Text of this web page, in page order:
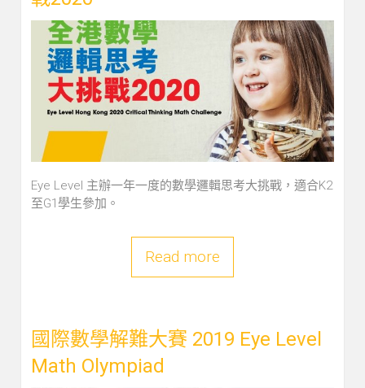
Eye Level 主辦一年一度的數學邏輯思考大挑戰，適合K2
至G1學生參加。
Read more
國際數學解難大賽 2019 Eye Level
Math Olympiad